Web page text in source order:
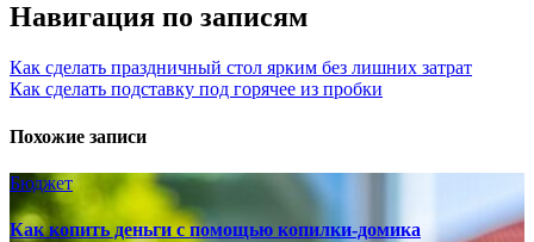
Навигация по записям
Как сделать праздничный стол ярким без лишних затрат
Как сделать подставку под горячее из пробки
Похожие записи
Бюджет
Как копить деньги с помощью копилки-домика